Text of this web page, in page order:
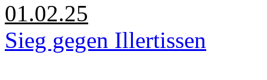
01.02.25
Sieg gegen Illertissen